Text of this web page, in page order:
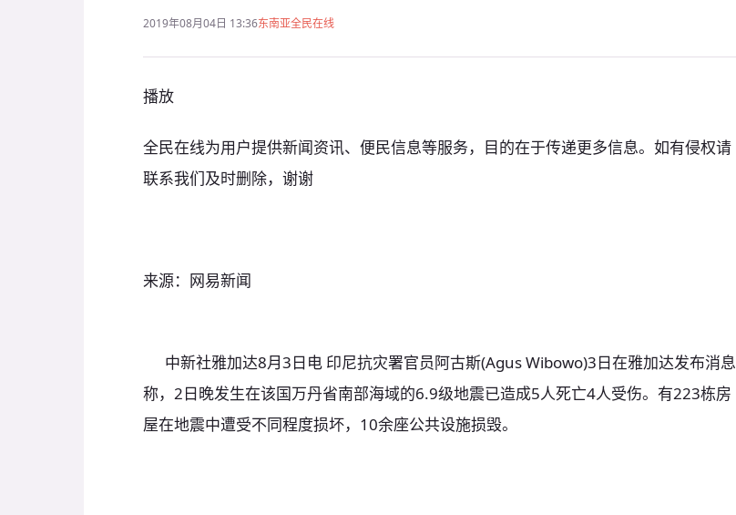
2019年08月04日 13:36东南亚全民在线
播放
全民在线为用户提供新闻资讯、便民信息等服务，目的在于传递更多信息。如有侵权请
联系我们及时删除，谢谢
来源：网易新闻
中新社雅加达8月3日电 印尼抗灾署官员阿古斯(Agus Wibowo)3日在雅加达发布消息
称，2日晚发生在该国万丹省南部海域的6.9级地震已造成5人死亡4人受伤。有223栋房
屋在地震中遭受不同程度损坏，10余座公共设施损毁。